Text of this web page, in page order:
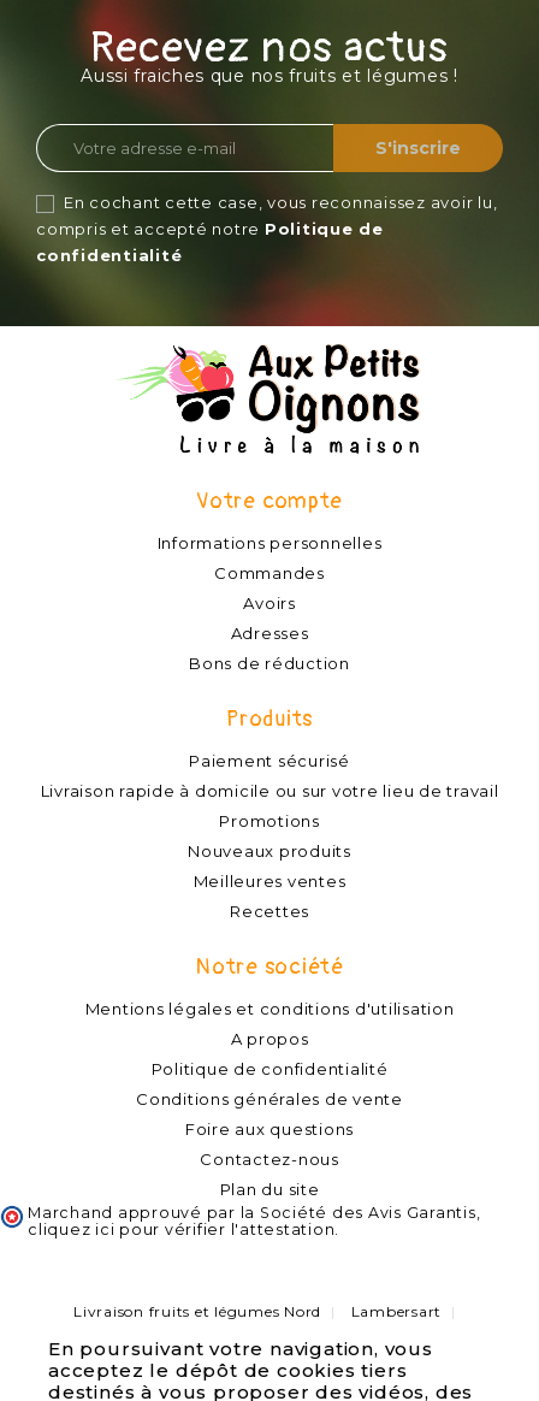
En poursuivant votre navigation, vous
acceptez le dépôt de cookies tiers
destinés à vous proposer des vidéos, des
Recevez nos actus
Aussi fraiches que nos fruits et légumes !
En cochant cette case, vous reconnaissez avoir lu,
compris et accepté notre Politique de
confidentialité
Votre compte
Informations personnelles
Commandes
Avoirs
Adresses
Bons de réduction
Produits
Paiement sécurisé
Livraison rapide à domicile ou sur votre lieu de travail
Promotions
Nouveaux produits
Meilleures ventes
Recettes
Notre société
Mentions légales et conditions d'utilisation
A propos
Politique de confidentialité
Conditions générales de vente
Foire aux questions
Contactez-nous
Plan du site
Marchand approuvé par la Société des Avis Garantis,
cliquez ici pour vérifier l'attestation.
Livraison fruits et légumes Nord
Lambersart
Bondues
Marcq-en-Baroeul
Pérenchies
Verlinghem
Quesnoy sur deule
Saint André lez Lille
Wambrechies